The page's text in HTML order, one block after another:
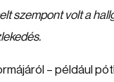
szempont volt a
– például